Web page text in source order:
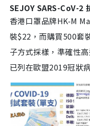
SEJOY SARS-CoV-2
香港口罩品牌HK-M
裝$22，而購買500套
子方式採樣，準確性
已列在歐盟2019冠狀